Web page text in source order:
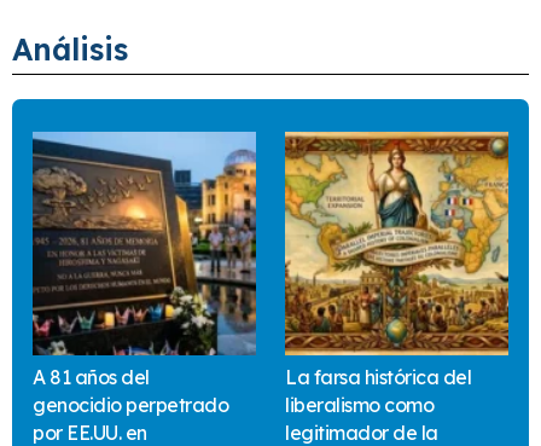
Análisis
A 81 años del
genocidio perpetrado
por EE.UU. en
La farsa histórica del
liberalismo como
legitimador de la